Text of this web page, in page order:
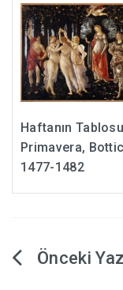
Haftanın
Primavera,
1477-1482
Yazı